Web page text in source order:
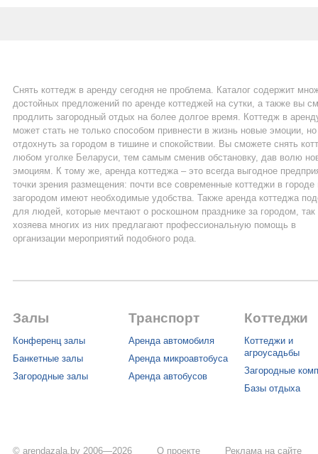
Снять коттедж в аренду сегодня не проблема. Каталог содержит
достойных предложений по аренде коттеджей на сутки, а также вы
продлить загородный отдых на более долгое время. Коттедж в
может стать не только способом привнести в жизнь новые эмоции,
отдохнуть за городом в тишине и спокойствии. Вы сможете снять
любом уголке Беларуси, тем самым сменив обстановку, дав волю
эмоциям. К тому же, аренда коттеджа – это всегда выгодное
точки зрения размещения: почти все современные коттеджи в городе
загородом имеют необходимые удобства. Также аренда коттеджа
для людей, которые мечтают о роскошном празднике за городом, так
хозяева многих из них предлагают профессиональную помощь в
организации мероприятий подобного рода.
Залы
Конференц залы
Банкетные залы
Загородные залы
Транспорт
Аренда автомобиля
Аренда микроавтобуса
Аренда автобусов
Коттеджи
Коттеджи и
агроусадьбы
Загородные
Базы отдыха
© arendazala.by 2006—2026 О проекте Реклама на сайте